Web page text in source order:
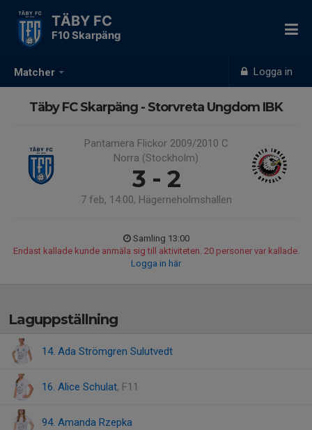
Matcher Logga in
TÄBY FC
F10 Skarpäng
Täby FC Skarpäng - Storvreta Ungdom IBK
Pantamera Flickor 2009/2010 C
Norra (Stockholm)
3 - 2
7 feb, 14:00, Hägerneholmshallen
Samling 13:00
Endast kallade kunde anmäla sig till aktiviteten. 20 personer var kallade.
Logga in här
Laguppställning
14. Ada Strömgren Sulutvedt
16. Alice Schulat, F11
94. Amanda Rzepka